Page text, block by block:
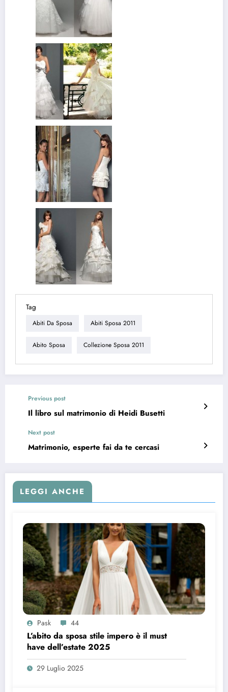
Tag
Abiti Da Sposa Abiti Sposa 2011
Abito Sposa Collezione Sposa 2011
Previous post
Il libro sul matrimonio di Heidi Busetti
Next post
Matrimonio, esperte fai da te cercasi
LEGGI ANCHE
Pask 44
L’abito da sposa stile impero è il must
have dell’estate 2025
29 Luglio 2025